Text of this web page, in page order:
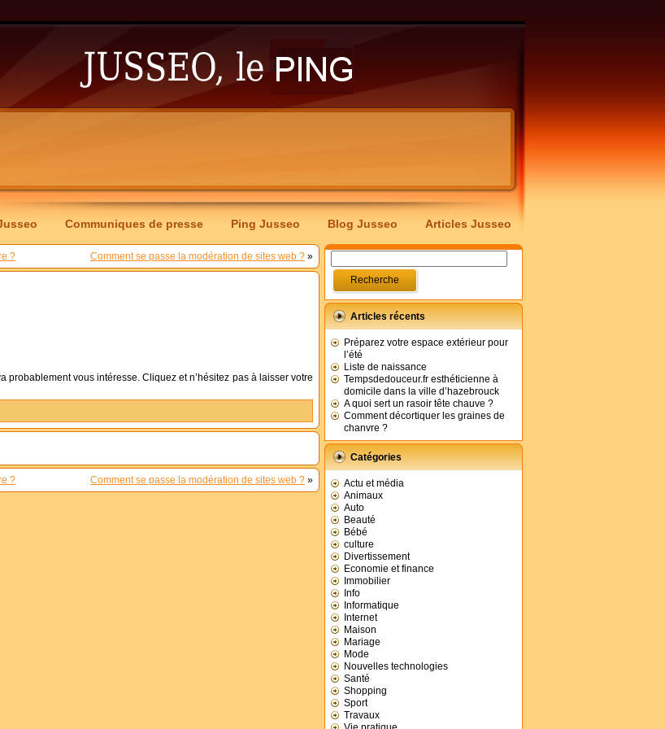
Communiques de presse Ping Jusseo Blog Jusseo Articles Jusseo
? Comment se passe la modération de sites web ? »
probablement vous intéresse. Cliquez et n’hésitez pas à laisser votre
? Comment se passe la modération de sites web ? »
Articles récents
Préparez votre espace extérieur pour
l’été
Liste de naissance
Tempsdedouceur.fr esthéticienne à
domicile dans la ville d’hazebrouck
A quoi sert un rasoir tête chauve ?
Comment décortiquer les graines de
chanvre ?
Catégories
Actu et média
Animaux
Auto
Beauté
Bébé
culture
Divertissement
Economie et finance
Immobilier
Info
Informatique
Internet
Maison
Mariage
Mode
Nouvelles technologies
Santé
Shopping
Sport
Travaux